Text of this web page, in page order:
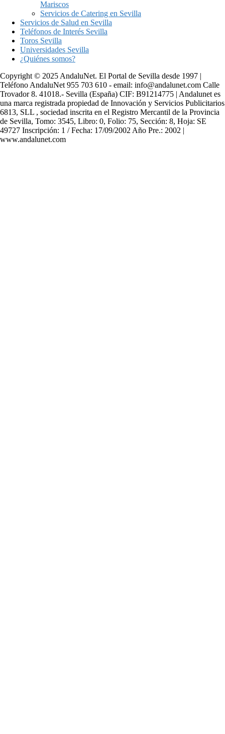
Mariscos
Servicios de Catering en Sevilla
Servicios de Salud en Sevilla
Teléfonos de Interés Sevilla
Toros Sevilla
Universidades Sevilla
¿Quiénes somos?
Copyright © 2025 AndaluNet. El Portal de Sevilla desde 1997 |
Teléfono AndaluNet 955 703 610 - email: info@andalunet.com Calle
Trovador 8. 41018.- Sevilla (España) CIF: B91214775 | Andalunet es
una marca registrada propiedad de Innovación y Servicios Publicitarios
6813, SLL , sociedad inscrita en el Registro Mercantil de la Provincia
de Sevilla, Tomo: 3545, Libro: 0, Folio: 75, Sección: 8, Hoja: SE
49727 Inscripción: 1 / Fecha: 17/09/2002 Año Pre.: 2002 |
www.andalunet.com